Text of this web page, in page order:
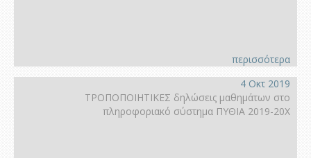
περισσότερα
4 Οκτ 2019
ΤΡΟΠΟΠΟΙΗΤΙΚΕΣ δηλώσεις μαθημάτων στο
πληροφοριακό σύστημα ΠΥΘΙΑ 2019-20Χ